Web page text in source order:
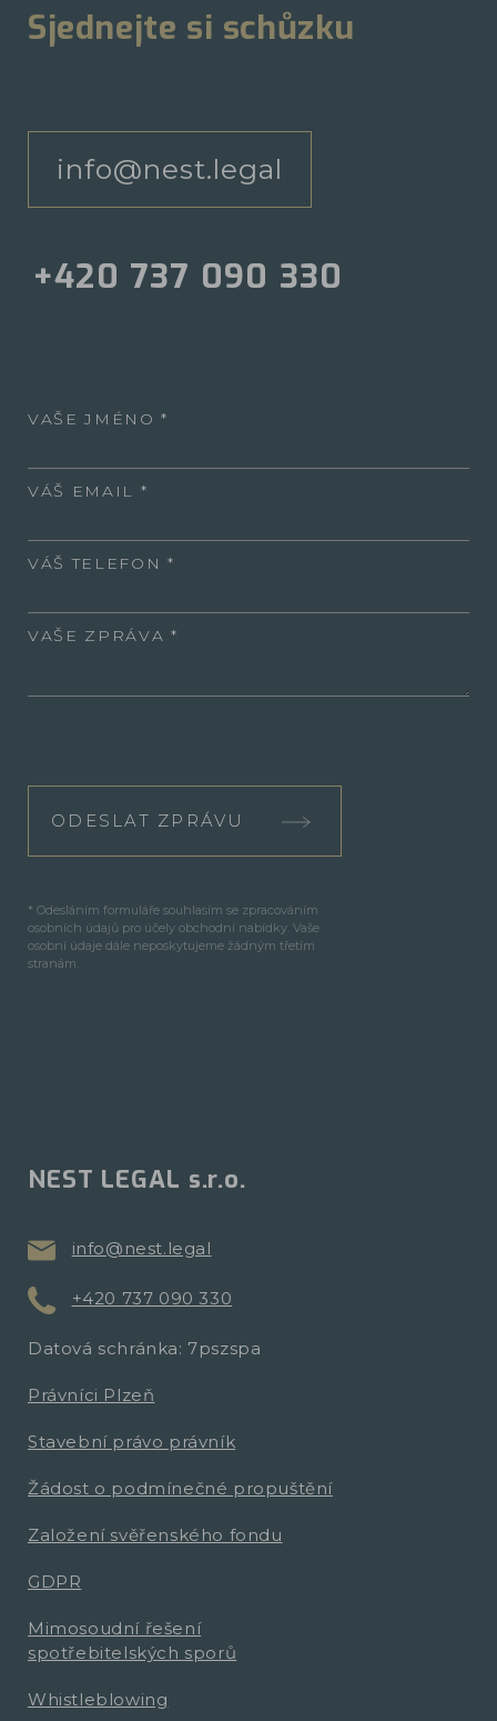
Sjednejte si schůzku
info@nest.legal
+420 737 090 330
VAŠE JMÉNO
VÁŠ EMAIL
VÁŠ TELEFON
VAŠE ZPRÁVA
ODESLAT ZPRÁVU
* Odesláním formuláře souhlasím se zpracováním
osobních údajů pro účely obchodní nabídky. Vaše
osobní údaje dále neposkytujeme žádným třetím
stranám.
NEST LEGAL s.r.o.
info@nest.legal
+420 737 090 330
Datová schránka: 7pszspa
Právníci Plzeň
Stavební právo právník
Žádost o podmínečné propuštění
Založení svěřenského fondu
GDPR
Mimosoudní řešení
spotřebitelských sporů
Whistleblowing